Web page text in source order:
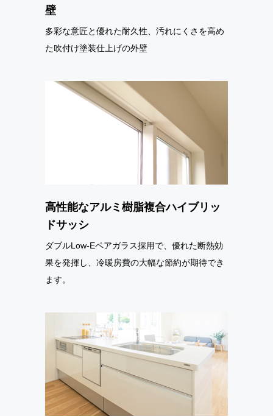
壁
多彩な意匠と優れた耐久性、汚れにくさを高め
た吹付け塗装仕上げの外壁
高性能なアルミ樹脂複合ハイブリッ
ドサッシ
ダブルLow-Eペアガラス採用で、優れた断熱効
果を発揮し、冷暖房費の大幅な節約が期待でき
ます。